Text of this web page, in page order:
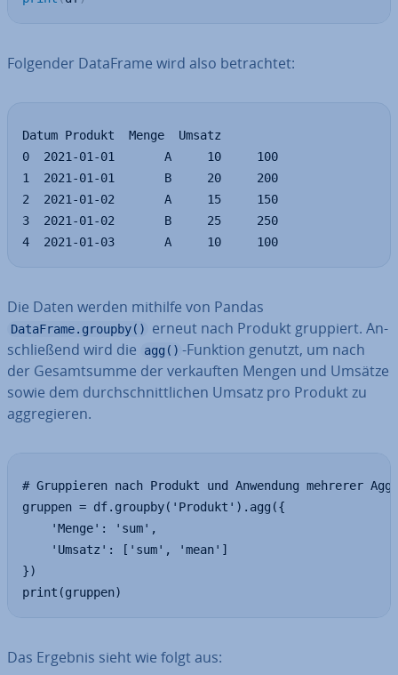
Folgender DataFrame wird also be­trach­tet:
Datum Produkt  Menge  Umsatz
0  2021-01-01       A     10     100
1  2021-01-01       B     20     200
2  2021-01-02       A     15     150
3  2021-01-02       B     25     250
4  2021-01-03       A     10     100
Die Daten werden mithilfe von Pandas
DataFrame.groupby()
erneut nach Produkt gruppiert. An­
schlie­ßend wird die
agg() -Funktion genutzt, um nach
der Ge­samt­sum­me der ver­kauf­ten Mengen und Umsätze
sowie dem durch­schnitt­li­chen Umsatz pro Produkt zu
agg­re­gie­ren.
# Gruppieren nach Produkt und Anwendung mehrerer
gruppen = df.groupby('Produkt').agg({
    'Menge': 'sum',
    'Umsatz': ['sum', 'mean']
})
print(gruppen)
Das Ergebnis sieht wie folgt aus: